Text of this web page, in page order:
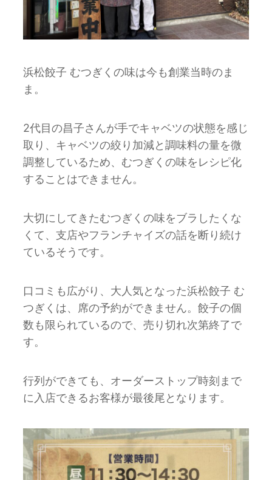
浜松餃子 むつぎくの味は今も創業当時のま
ま。
2代目の昌子さんが手でキャベツの状態を感じ
取り、キャベツの絞り加減と調味料の量を微
調整しているため、むつぎくの味をレシピ化
することはできません。
大切にしてきたむつぎくの味をブラしたくな
くて、支店やフランチャイズの話を断り続け
ているそうです。
口コミも広がり、大人気となった浜松餃子 む
つぎくは、席の予約ができません。餃子の個
数も限られているので、売り切れ次第終了で
す。
行列ができても、オーダーストップ時刻まで
に入店できるお客様が最後尾となります。